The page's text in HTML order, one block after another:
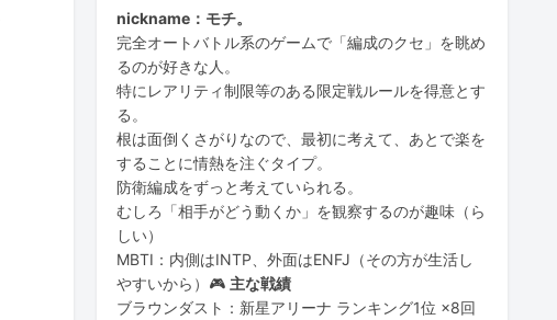
nickname：モチ。
完全オートバトル系のゲームで「編成のクセ」を眺め
るのが好きな人。
特にレアリティ制限等のある限定戦ルールを得意とす
る。
根は面倒くさがりなので、最初に考えて、あとで楽を
することに情熱を注ぐタイプ。
防衛編成をずっと考えていられる。
むしろ「相手がどう動くか」を観察するのが趣味（ら
しい）
MBTI：内側はINTP、外面はENFJ（その方が生活し
やすいから）🎮 主な戦績
ブラウンダスト：新星アリーナ ランキング1位 ×8回